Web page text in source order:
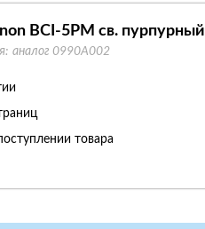
BCI-5PM св. пурпурный
аналог 0990A002
товара